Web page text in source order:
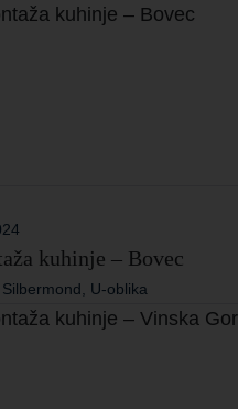
kuhinje – Bovec
U-oblika